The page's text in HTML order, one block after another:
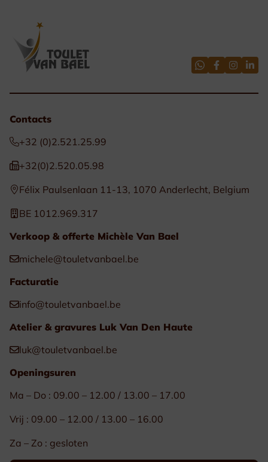
Contacts
+32 (0)2.521.25.99
+32(0)2.520.05.98
Félix Paulsenlaan 11-13, 1070 Anderlecht, Belgium
BE 1012.969.317
Verkoop & offerte Michèle Van Bael
michele@touletvanbael.be
Facturatie
info@touletvanbael.be
Atelier & gravures Luk Van Den Haute
luk@touletvanbael.be
Openingsuren
Ma – Do : 09.00 – 12.00 / 13.00 – 17.00
Vrij : 09.00 – 12.00 / 13.00 – 16.00
Za – Zo : gesloten